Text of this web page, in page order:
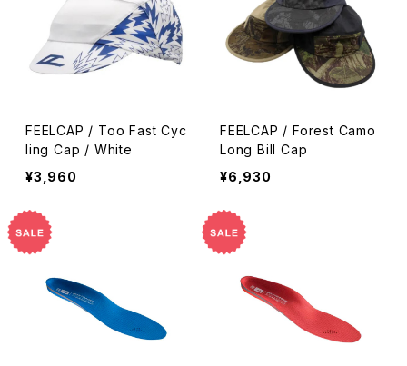
FEELCAP / Too Fast Cyc
ling Cap / White
¥3,960
FEELCAP / Forest Camo
Long Bill Cap
¥6,930